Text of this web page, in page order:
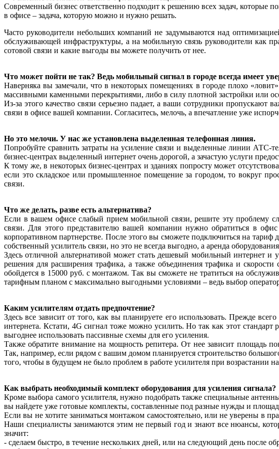
Современный бизнес ответственно подходит к решению всех задач, которые
в офисе – задача, которую можно и нужно решать.
Часто руководители небольших компаний не задумываются над
обслуживающей инфраструктуры, а на мобильную связь руководители как
сотовой связи и какие выгоды вы можете получить от нее.
Что может пойти не так? Ведь мобильный сигнал в городе всегда имеет
Наверняка вы замечали, что в некоторых помещениях в городе плохо
массивными каменными перекрытиями, либо в силу плотной застройки или
Из-за этого качество связи серьезно падает, а ваши сотрудники
связи в офисе вашей компании. Согласитесь, мелочь, а впечатление уже
Но это мелочи. У нас же установлена выделенная телефонная линия.
Попробуйте сравнить затраты на усиление связи и выделенные линии АТС-
бизнес-центрах выделенный интернет очень дорогой, а зачастую услуги
К тому же, в некоторых бизнес-центрах и зданиях попросту может
если это складское или промышленное помещение за городом, то вокруг
связи.
Что же делать, разве есть альтернатива?
Если в вашем офисе слабый прием мобильной связи, решите эту проблему
связи. Для этого представителю вашей компании нужно обратиться в
корпоративном партнерстве. После этого вы сможете подключиться на
собственный усилитель связи, но это не всегда выгодно, а аренда
Здесь отличной альтернативой может стать дешевый мобильный интернет
решения для расширения трафика, а также объединения трафика и
обойдется в 15000 руб. с монтажом. Так вы сможете не тратиться на
тарифным планом с максимально выгодными условиями – ведь выбор
Каким усилителям отдать предпочтение?
Здесь все зависит от того, как вы планируете его использовать. Прежде
интернета. Кстати, 4G сигнал тоже можно усилить. Но так как этот
выгоднее использовать пассивные схемы для его усиления.
Также обратите внимание на мощность репитера. От нее зависит площадь
Так, например, если рядом с вашим домом планируется строительство
того, чтобы в будущем не было проблем в работе усилителя при возрастании
Как выбрать необходимый комплект оборудования для усиления сигнала?
Кроме выбора самого усилителя, нужно подобрать также специальные
вы найдете уже готовые комплекты, составленные под разные нужды и
Если вы не хотите заниматься монтажом самостоятельно, или не уверены в
Наши специалисты занимаются этим не первый год и знают все нюансы,
значит:
- сделаем быстро, в течение нескольких дней, или на следующий день после